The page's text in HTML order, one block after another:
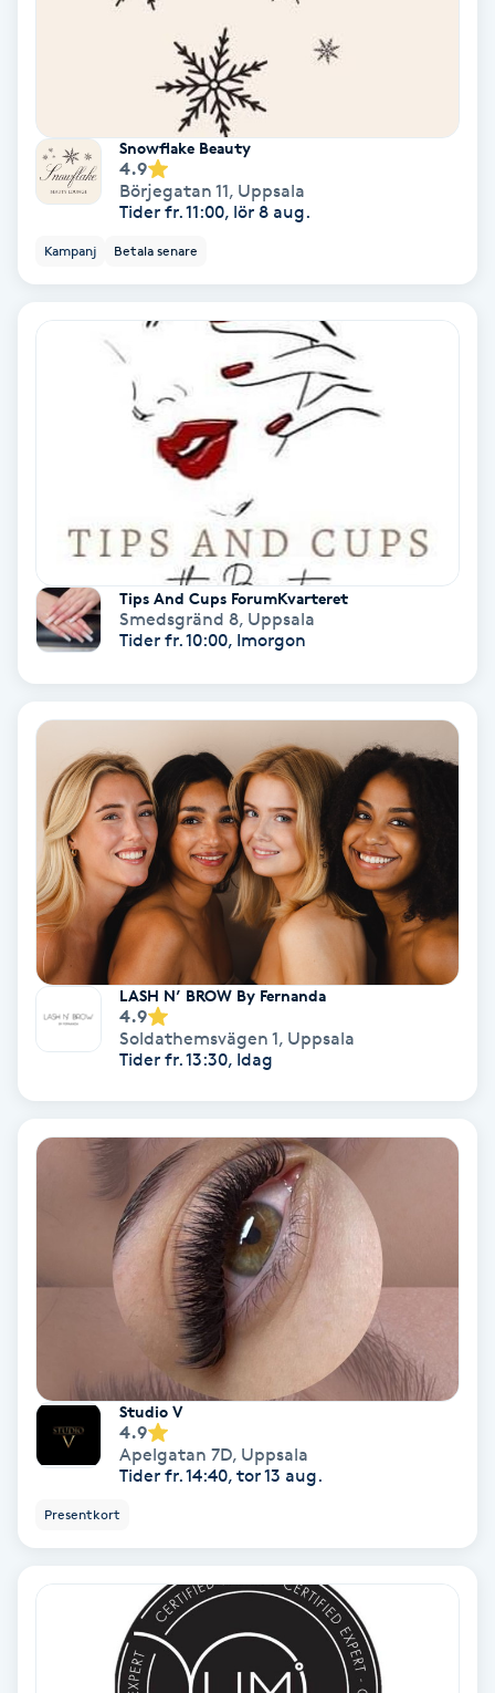
Ortopedi
Paraffinbehandling
Pensionärklippning
Permanent hårborttagning
Permanent ögonbrynsmakeup
Personal shopper
Personlig tränare
Picolaser
Piercing
Pigmentbehandling
Pigmentfläckar
Plastikkirurgi
PRP (Platelet Rich Plasma)
Radiofrekvens
Rakning
Snowflake Beauty
4.9
Börjegatan 11, Uppsala
Tider fr. 11:00, lör 8 aug.
Kampanj Betala senare
Tips And Cups ForumKvarteret
Smedsgränd 8, Uppsala
Tider fr. 10:00, Imorgon
LASH N’ BROW By Fernanda
4.9
Soldathemsvägen 1, Uppsala
Tider fr. 13:30, Idag
Studio V
4.9
Apelgatan 7D, Uppsala
Tider fr. 14:40, tor 13 aug.
Presentkort